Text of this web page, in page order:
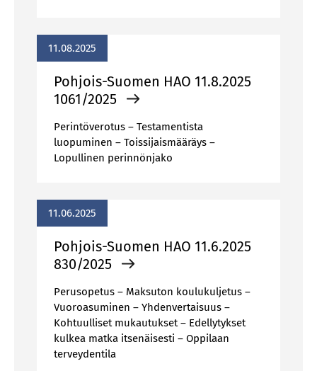
11.08.2025
Poh­jois-Suo­men HAO 11.8.2025
1061/​​2025
Perintöverotus – Testamentista
luopuminen – Toissijaismääräys –
Lopullinen perinnönjako
11.06.2025
Poh­jois-Suo­men HAO 11.6.2025
830/​2025
Perusopetus – Maksuton koulukuljetus –
Vuoroasuminen – Yhdenvertaisuus –
Kohtuulliset mukautukset – Edellytykset
kulkea matka itsenäisesti – Oppilaan
terveydentila